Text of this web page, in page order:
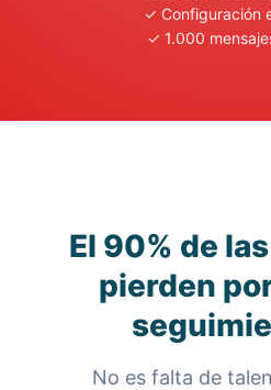
✓ Configuración
✓ 1.000
El 90% de
pierden
No es falta de